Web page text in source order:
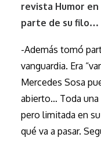
revista Humor
parte de su filo…
-Además tomó
vanguardia. Era
Mercedes Sosa
abierto… Toda
pero limitada en
qué va a pasar.